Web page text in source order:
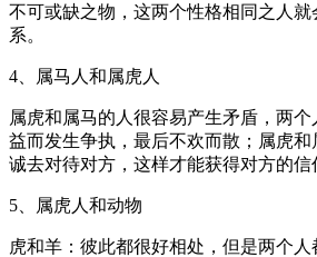
不可或缺之物，这两个性格相同之人
系。
4、属马人和属虎人
属虎和属马的人很容易产生矛盾，两个
益而发生争执，最后不欢而散；属虎
诚去对待对方，这样才能获得对方的信
5、属虎人和动物
虎和羊：彼此都很好相处，但是两个